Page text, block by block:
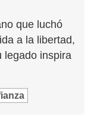
que luchó
a la libertad,
legado inspira